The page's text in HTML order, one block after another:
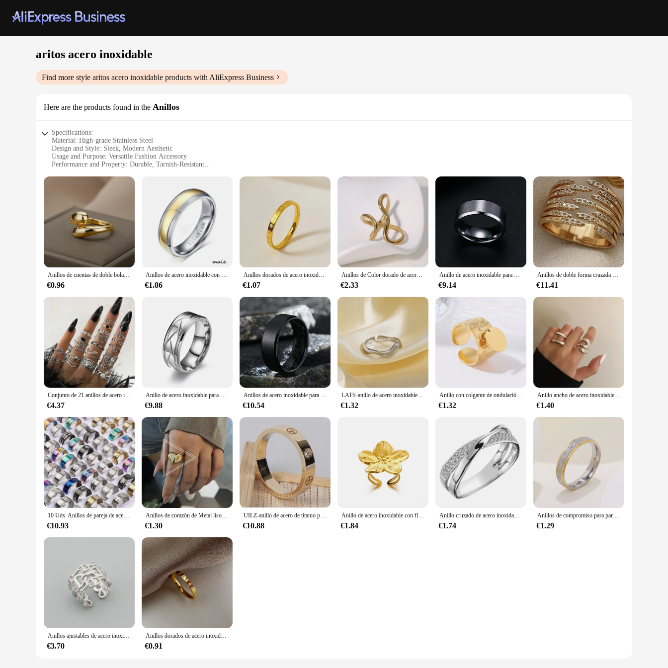
aritos acero inoxidable
Find more style aritos acero inoxidable products with AliExpress Business
Here are the products found in the Anillos
Specifications:
Material: High-grade Stainless Steel
Design and Style: Sleek, Modern Aesthetic
Usage and Purpose: Versatile Fashion Accessory
Performance and Property: Durable, Tarnish-Resistant
Quantity: Sets of Multiple Rings
**Unmatched Durability and Style**
Crafted from the finest aritos acero inoxidable, these rings are designed to withstand the test of time. The stainless steel material ensures that they remain shiny and tarnish-free, making them a
practical choice for everyday wear. The modern design and sleek style make them a versatile addition to any outfit, whether you're dressing up for a formal event or adding a touch of elegance to your
casual attire.
**Versatile and Adaptable for Every Occasion**
Whether you're looking to create a cohesive set or mix and match with other pieces, these rings offer endless possibilities. Available in various sizes, they cater to a wide range of preferences and can
be worn individually or stacked for a unique look. The sets provide an economical way to stock up on essential fashion accessories, making them a smart choice for both personal use and as wholesale
or vendor supplies.
**A Gift That Lasts**
friends, family, or that special someone. The sets are perfect for sale, whether you're looking to expand your retail offerings or provide a unique gift option for your customers. The combination of
quality, style, and versatility makes these rings a standout choice for any occasion.
Anillos de cuentas de doble bola lisa de acero inoxidable para mujer, Color dorado abierto, anillos geométricos para pareja de boda, regalo de joyería estética
€0.96
Anillos de acero inoxidable con dijes para pareja, conjunto de anillos de boda con corazón de dragón celta, circonita negra, joyería para el Día de San Valentín, para hombre y mujer
€1.86
Anillos dorados de acero inoxidable con forma de corazón para mujer, sortija fina de 2mm para dedo, joyería de compromiso, regalo para novia, talla 5/6/7/8/9/10 #
€1.07
Anillos de Color dorado de acero inoxidable para hombres y mujeres, dijes exagerados personalizados, regalos de joyería, fiesta Popular, 2024
€2.33
Anillo de acero inoxidable para hombre y mujer, sortija de compromiso de boda, color negro mate, a la moda
€9.14
Anillos de doble forma cruzada de circón para mujer, anillo cruzado de acero inoxidable chapado en oro, anillos de pareja de boda de lujo, joyería estética
€11.41
Conjunto de 21 anillos de acero inoxidable estilo Punk con forma de mariposa y corazón, anillos de serpiente multielementos, diseño de Tai Chi, 21 piezas
€4.37
Anillo de acero inoxidable para hombre y mujer, sortija multifacetada de Color plateado y negro, ideal para regalo de aniversario
€9.88
Anillos de acero inoxidable para hombres, colores: negro, dorado, plateado, tallas de EE. UU. 6-13, anillos de banda simples para hombres
€10.54
LATS-anillo de acero inoxidable con ondas geométricas para mujer, sortija ajustable, Color dorado, estilo Rock, estética, tendencia de boda, regalo de joyería
€1.32
Anillo con colgante de ondulación de acero inoxidable para mujer, Europa y América, regalo de joyería superventas, novedad de 2024
€1.32
Anillo ancho de acero inoxidable con capas geométricas huecas para mujer, 2 piezas, textura de Metal, resistente al agua, joyería dorada Simple y elegante para diario
€1.40
10 Uds. Anillos de pareja de acero inoxidable de estilos mixtos Punk Hip-Hop versátiles para uso diario de fiesta anillos tendencia accesorios para dedos joyería
€10.93
Anillos de corazón de Metal liso Simple de acero inoxidable para mujeres y hombres Y2K, anillo abierto de moda, joyería de fiesta elegante coreana, regalos para parejas
€1.30
UILZ-anillo de acero de titanio para hombre y mujer, joyería de moda, regalo de amante, anillos de compromiso de boda, 2023
€10.88
Anillo de acero inoxidable con flores grandes para mujer, sortija elegante, Color dorado, abierto, joyería de dedo, regalo de boda, Punk
€1.84
Anillo cruzado de acero inoxidable para mujer, sortija en forma de X de dos tonos, Color oro rosa, joyería de moda
€1.74
Anillos de compromiso para parejas de amantes de 4mm para mujeres y hombres, anillo de acero inoxidable con circón, joyería de estilo coreano para boda WC033
€1.29
Anillos ajustables de acero inoxidable para hombres y mujeres, cadena de eslabones geométricos Vintage, anillos de dedo abiertos, joyería de fiesta Punk
€3.70
Anillos dorados de acero inoxidable con forma de corazón para mujer, sortija fina de 2mm para dedo, joyería de compromiso, regalo para novia, talla 5/6/7/8/9/10 #
€0.91